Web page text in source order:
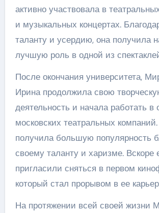
активно участвовала в
и музыкальных концертах.
таланту и усердию, она получила
лучшую роль в одной из
После окончания университета,
Ирина продолжила свою
деятельность и начала работать в
московских театральных
получила большую популярность
своему таланту и харизме. Вскоре
пригласили сняться в первом
который стал прорывом в ее
На протяжении всей своей жизни